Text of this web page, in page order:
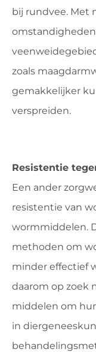
bij rundvee. Met
zoals
gemakkelijker
verspreiden.
Resistentie
Een ander
resistentie van
wormmiddelen.
methoden om
minder effectief
daarom op zoek
middelen om
in